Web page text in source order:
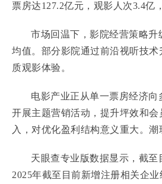
票房达127.2亿元，观影人次3.4亿
市场回温下，影院经营策略
均值。部分影院通过前沿视听技
质观影体验。
电影产业正从单一票房经济
开展主题营销活动，提升坪效和
入，对优化盈利结构意义重大。
天眼查专业版数据显示，截
2025年截至目前新增注册相关企